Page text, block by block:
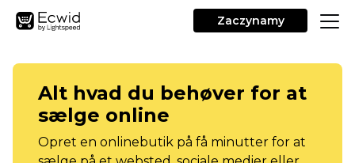
Zaczynamy
Alt hvad du behøver for at
sælge online
Opret en onlinebutik på få minutter for at